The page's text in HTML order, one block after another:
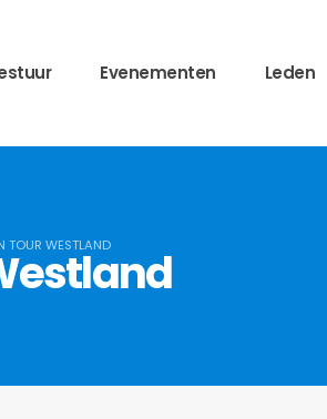
Evenementen Leden
TOUR WESTLAND